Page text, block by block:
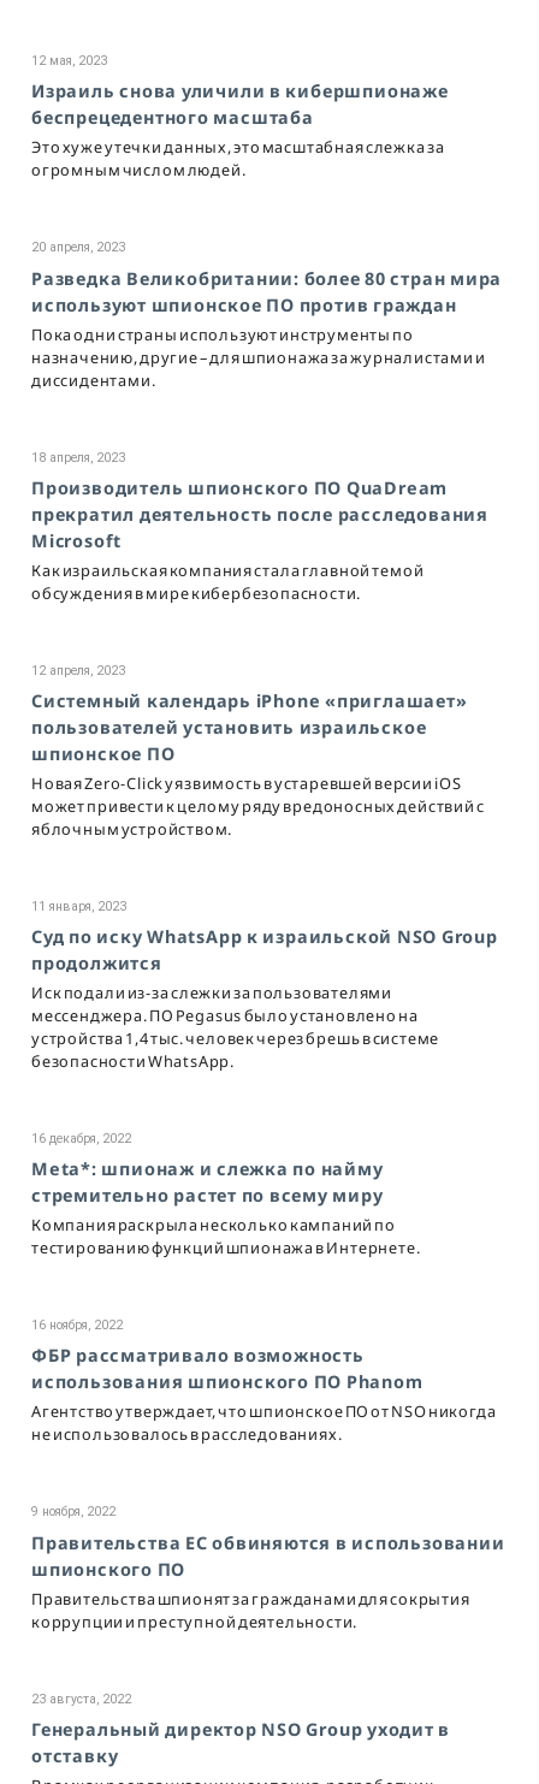
12 мая, 2023
Израиль снова уличили в кибершпионаже
беспрецедентного масштаба
Это хуже утечки данных, это масштабная слежка за
огромным числом людей.
20 апреля, 2023
Разведка Великобритании: более 80 стран мира
используют шпионское ПО против граждан
Пока одни страны используют инструменты по
назначению, другие – для шпионажа за журналистами и
диссидентами.
18 апреля, 2023
Производитель шпионского ПО QuaDream
прекратил деятельность после расследования
Microsoft
Как израильская компания стала главной темой
обсуждения в мире кибербезопасности.
12 апреля, 2023
Системный календарь iPhone «приглашает»
пользователей установить израильское
шпионское ПО
Новая Zero-Click уязвимость в устаревшей версии iOS
может привести к целому ряду вредоносных действий с
яблочным устройством.
11 января, 2023
Суд по иску WhatsApp к израильской NSO Group
продолжится
Иск подали из-за слежки за пользователями
мессенджера. ПО Pegasus было установлено на
устройства 1,4 тыс. человек через брешь в системе
безопасности WhatsApp.
16 декабря, 2022
Meta*: шпионаж и слежка по найму
стремительно растет по всему миру
Компания раскрыла несколько кампаний по
тестированию функций шпионажа в Интернете.
16 ноября, 2022
ФБР рассматривало возможность
использования шпионского ПО Phanom
Агентство утверждает, что шпионское ПО от NSO никогда
не использовалось в расследованиях.
9 ноября, 2022
Правительства ЕС обвиняются в использовании
шпионского ПО
Правительства шпионят за гражданами для сокрытия
коррупции и преступной деятельности.
23 августа, 2022
Генеральный директор NSO Group уходит в
отставку